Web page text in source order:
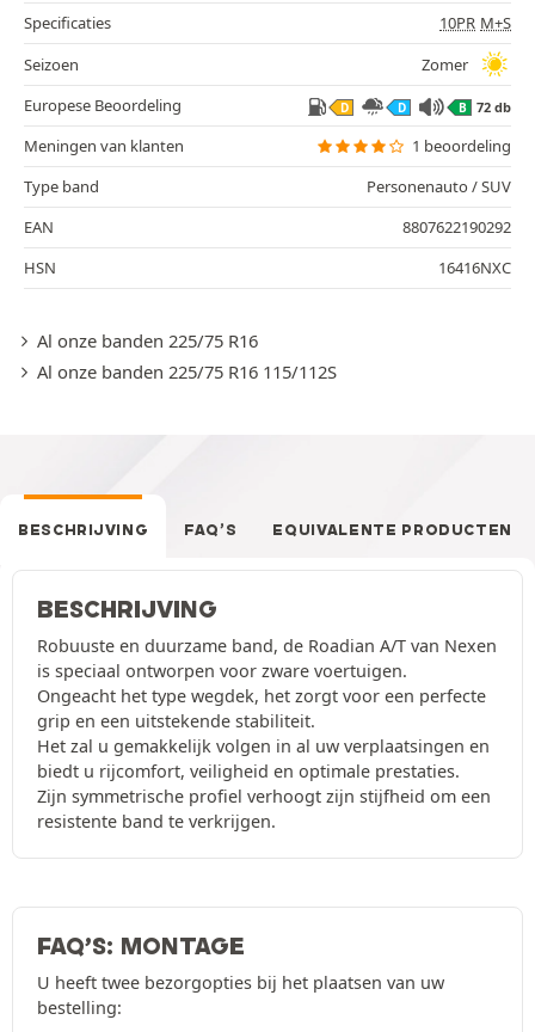
Specificaties 10PR M+S
Seizoen
Zomer
Europese Beoordeling
D D B 72 db
Meningen van klanten
1 beoordeling
Type band
Personenauto / SUV
EAN
8807622190292
HSN
16416NXC
Al onze banden 225/75 R16
Al onze banden 225/75 R16 115/112S
BESCHRIJVING FAQ’S EQUIVALENTE PRODUCTEN
BESCHRIJVING
Robuuste en duurzame band, de Roadian A/T van Nexen
is speciaal ontworpen voor zware voertuigen.
Ongeacht het type wegdek, het zorgt voor een perfecte
grip en een uitstekende stabiliteit.
Het zal u gemakkelijk volgen in al uw verplaatsingen en
biedt u rijcomfort, veiligheid en optimale prestaties.
Zijn symmetrische profiel verhoogt zijn stijfheid om een
resistente band te verkrijgen.
FAQ’S: MONTAGE
U heeft twee bezorgopties bij het plaatsen van uw
bestelling: